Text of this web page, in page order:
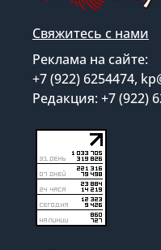
Свяжитесь с нами
Реклама на сайте:
+7 (922) 6254474,
Редакция: +7 (922)